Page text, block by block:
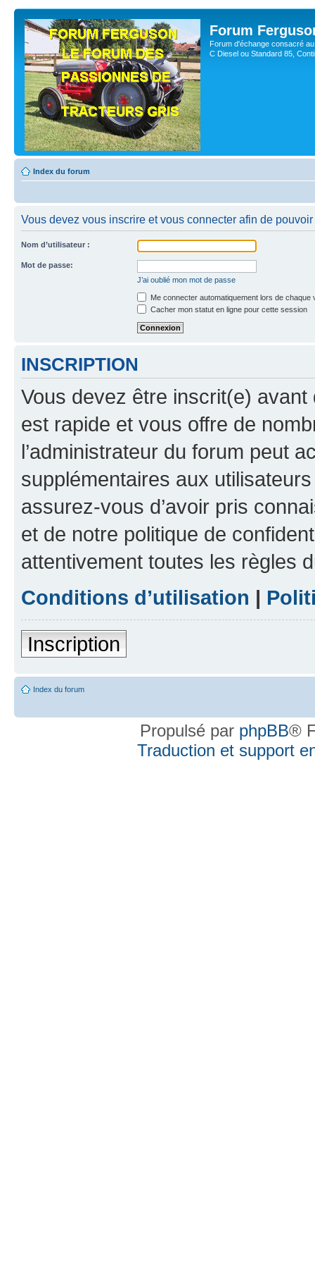
Forum
Forum d'échange consacré
C Diesel ou Standard 85,
Index du forum
Vous devez vous inscrire et vous connecter afin de
Nom d’utilisateur :
Mot de passe:
J’ai oublié mon mot de passe
Me connecter automatiquement lors de chaque
Cacher mon statut en ligne pour cette session
INSCRIPTION
Vous devez être inscrit(e) avant
est rapide et vous offre de
l’administrateur du forum peut
supplémentaires aux
assurez-vous d’avoir pris
et de notre politique de
attentivement toutes les règles
Conditions d’utilisation |
Inscription
Index du forum
Propulsé par phpBB®
Traduction et support